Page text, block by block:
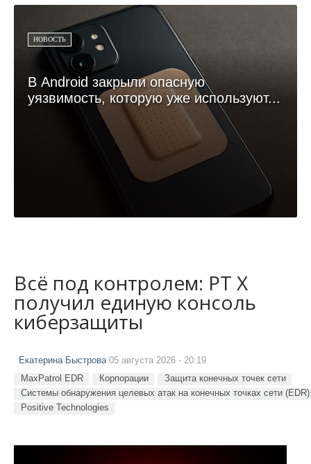
НОВОСТЬ
В Android закрыли опасную
уязвимость, которую уже используют...
Всё под контролем: PT X
получил единую консоль
киберзащиты
Екатерина Быстрова05 августа 2026 - 20:19
MaxPatrol EDR Корпорации
Защита конечных точек сети
Системы обнаружения целевых атак на конечных точках сети (EDR)
Positive Technologies